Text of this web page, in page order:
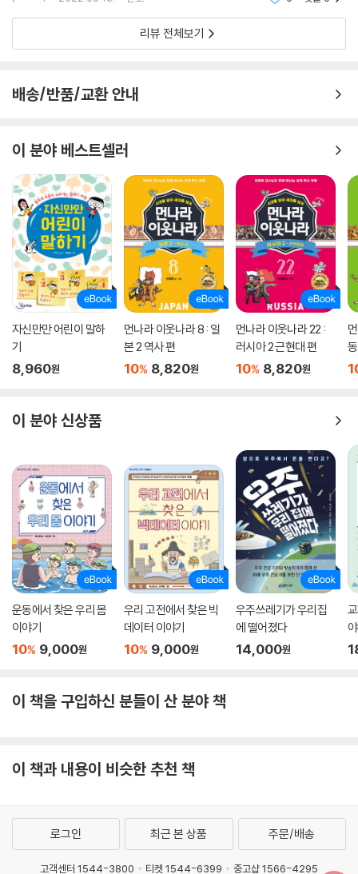
리뷰 전체보기
배송/반품/교환 안내
이 분야 베스트셀러
자신만만 어린이 말하
기
8,960원
먼나라 이웃나라 8 : 일
본 2 역사 편
10% 8,820원
먼나라 이웃나라 22 :
러시아 2 근현대 편
10% 8,820원
이 분야 신상품
운동에서 찾은 우리 몸
이야기
10% 9,000원
우리 고전에서 찾은 빅
데이터 이야기
10% 9,000원
우주쓰레기가 우리집
에 떨어졌다
14,000원
려
이 책을 구입하신 분들이 산 분야 책
이 책과 내용이 비슷한 추천 책
로그인 최근 본 상품 주문/배송
고객센터 1544-3800 티켓 1544-6399 중고샵 1566-4295